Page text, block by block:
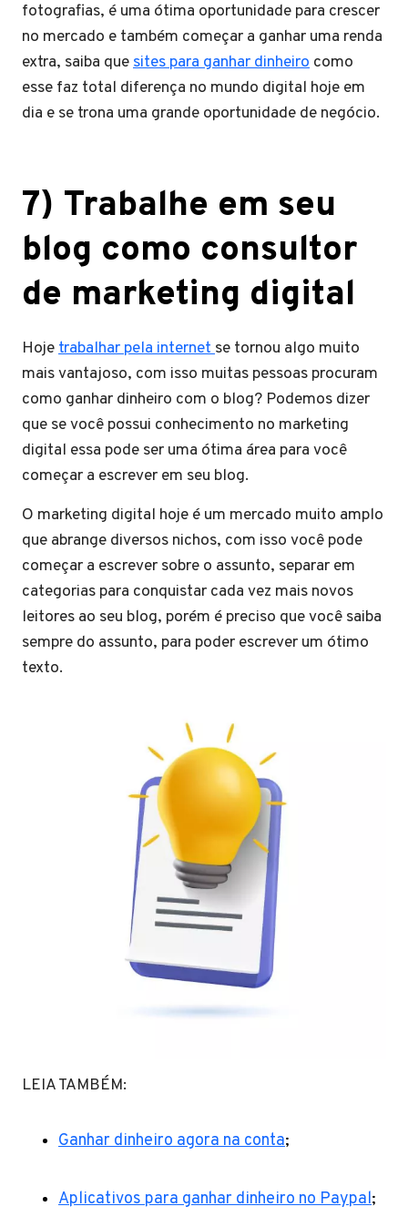
fotografias, é uma ótima oportunidade para crescer
no mercado e também começar a ganhar uma renda
extra, saiba quesites para ganhar dinheiro como
esse faz total diferença no mundo digital hoje em
dia e se trona uma grande oportunidade de negócio.
7) Trabalhe em seu
blog como consultor
de marketing digital
Hojetrabalhar pela internetse tornou algo muito
mais vantajoso, com isso muitas pessoas procuram
como ganhar dinheiro com o blog? Podemos dizer
que se você possui conhecimento no marketing
digital essa pode ser uma ótima área para você
começar a escrever em seu blog.
O marketing digital hoje é um mercado muito amplo
que abrange diversos nichos, com isso você pode
começar a escrever sobre o assunto, separar em
categorias para conquistar cada vez mais novos
leitores ao seu blog, porém é preciso que você saiba
sempre do assunto, para poder escrever um ótimo
texto.
LEIA TAMBÉM:
Ganhar dinheiro agora na conta;
Aplicativos para ganhar dinheiro no Paypal;